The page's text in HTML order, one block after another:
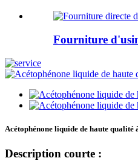
Fourniture
Acétophénone liquide de haute
Description courte :